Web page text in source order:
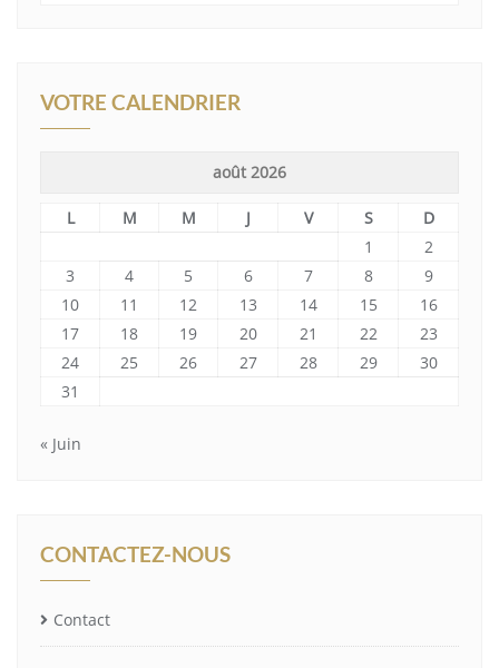
VOTRE CALENDRIER
août 2026
L M M J V S
D
1
2
3
4 5 6 7 8
9
10
11 12 13 14 15
16
17
18 19 20 21 22
23
24
25 26 27 28 29
30
31
« Juin
CONTACTEZ-NOUS
Contact